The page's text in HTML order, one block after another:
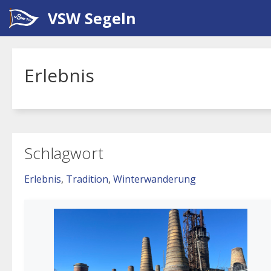
Zum
Inhalt
springen
VSW Segeln
Erlebnis
Schlagwort
Erlebnis, Tradition, Winterwanderung